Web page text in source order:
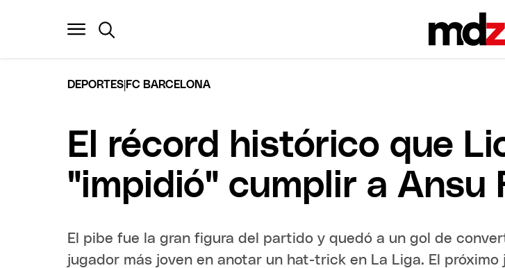
DEPORTES FC BARCELONA
El récord histórico que
"impidió" cumplir a Ansu
El pibe fue la gran figura del partido y quedó a un gol de
jugador más joven en anotar un hat-trick en La Liga. El próximo